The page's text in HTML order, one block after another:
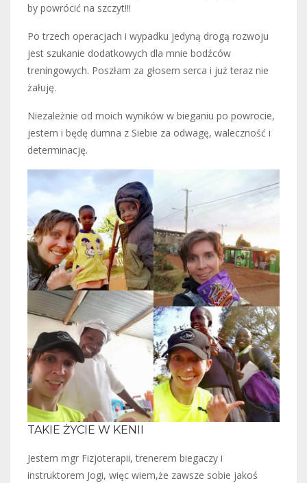
by powrócić na szczyt!!!
Po trzech operacjach i wypadku jedyną drogą rozwoju
jest szukanie dodatkowych dla mnie bodźców
treningowych. Poszłam za głosem serca i już teraz nie
żałuję.
Niezależnie od moich wyników w bieganiu po powrocie,
jestem i będę dumna z Siebie za odwagę, waleczność i
determinację.
TAKIE ŻYCIE W KENII
Jestem mgr Fizjoterapii, trenerem biegaczy i
instruktorem Jogi, więc wiem,że zawsze sobie jakoś